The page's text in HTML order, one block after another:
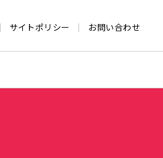
サイトポリシー お問い合わせ